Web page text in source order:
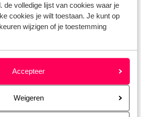
de volledige lijst van cookies waar je
cookies je wilt toestaan. Je kunt op
wijzigen of je toestemming
Accepteer
Weigeren
het nummer
nummer ook bellen, houd dan
wachttijden.